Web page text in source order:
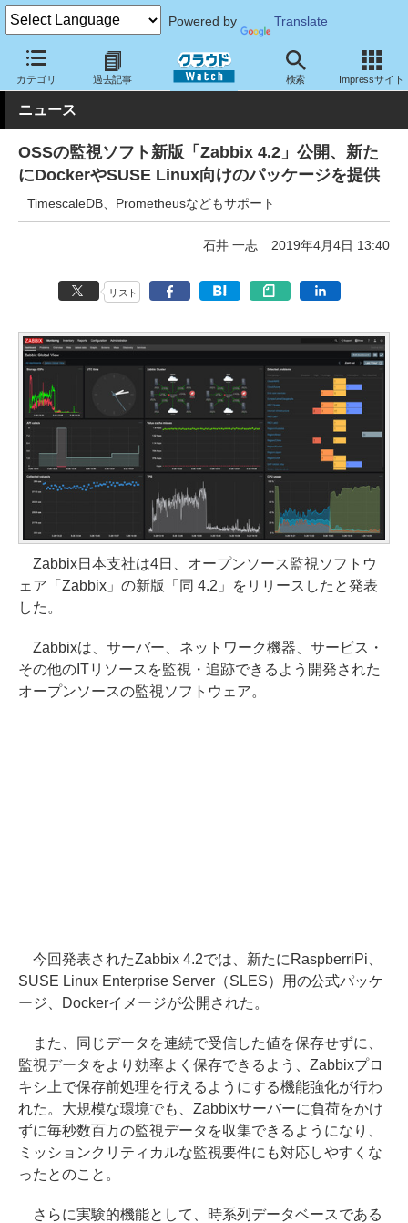
Powered by Translate
カテゴリ 過去記事 検索 Impressサイト
クラウド Watch サービス・ソフト ソフトウェア 運用・監視
ニュース
OSSの監視ソフト新版「Zabbix 4.2」公開、新た
にDockerやSUSE Linux向けのパッケージを提供
TimescaleDB、Prometheusなどもサポート
石井 一志 2019年4月4日 13:40
リスト
Zabbix日本支社は4日、オープンソース監視ソフトウ
ェア「Zabbix」の新版「同 4.2」をリリースしたと発表
した。
Zabbixは、サーバー、ネットワーク機器、サービス・
その他のITリソースを監視・追跡できるよう開発された
オープンソースの監視ソフトウェア。
今回発表されたZabbix 4.2では、新たにRaspberriPi、
SUSE Linux Enterprise Server（SLES）用の公式パッケ
ージ、Dockerイメージが公開された。
また、同じデータを連続で受信した値を保存せずに、
監視データをより効率よく保存できるよう、Zabbixプロ
キシ上で保存前処理を行えるようにする機能強化が行わ
れた。大規模な環境でも、Zabbixサーバーに負荷をかけ
ずに毎秒数百万の監視データを収集できるようになり、
ミッションクリティカルな監視要件にも対応しやすくな
ったとのこと。
さらに実験的機能として、時系列データベースである